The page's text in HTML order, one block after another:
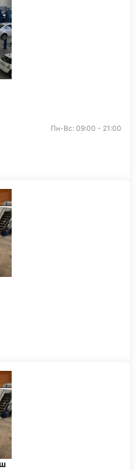
Пн-Вс: 09:00 - 21:00